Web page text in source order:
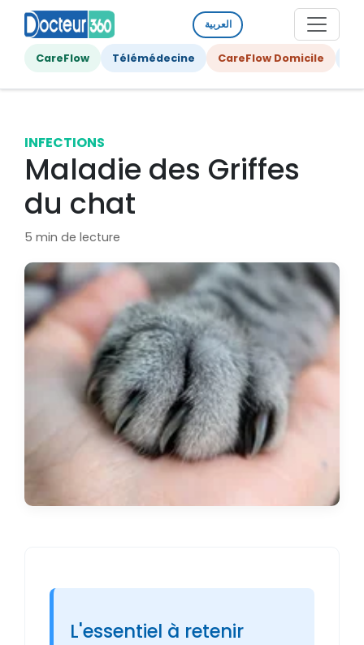
العربية
CareFlow Télémédecine CareFlow Domicile
INFECTIONS
Maladie des Griffes
du chat
5 min de lecture
L'essentiel à retenir